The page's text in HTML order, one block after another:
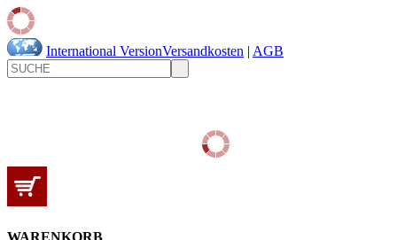
International VersionVersandkosten | AGB
WARENKORB